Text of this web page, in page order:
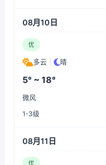
08月10日
优
多云 晴
5° ~ 18°
微风
1-3级
08月11日
优